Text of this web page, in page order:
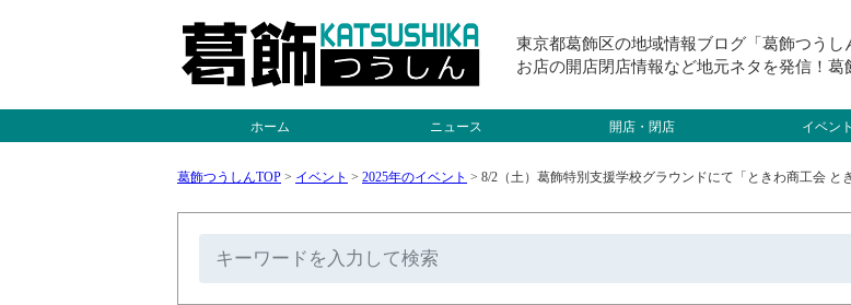
東京都葛飾区の地域情報ブログ「葛飾つう
お店の開店閉店情報など地元ネタを発信！葛
ホーム ニュース 開店・閉店 イベント
葛飾つうしんTOP > イベント > 2025年のイベント > 8/2（土）葛飾特別支援学校グラウンドにて「ときわ商工会 と